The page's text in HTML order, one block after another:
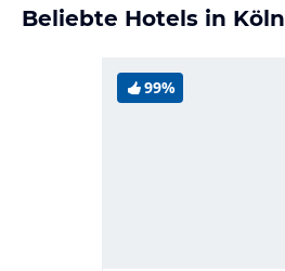
Beliebte Hotels in Köln
99%